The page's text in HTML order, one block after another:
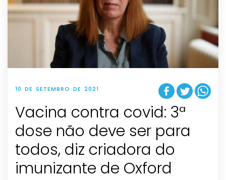
10 DE SETEMBRO DE 2021
Vacina contra covid: 3ª
dose não deve ser para
todos, diz criadora do
imunizante de Oxford